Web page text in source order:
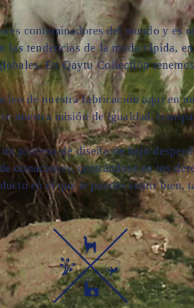
contaminadores del mundo y es
las tendencias de la moda rápida,
En Qaytu Collection
de nuestra fabricación aquí en
nuestra misión de igualdad,
proceso de diseño de bajo
donaciones, centrándose en los
en el que te puedes sentir bien,